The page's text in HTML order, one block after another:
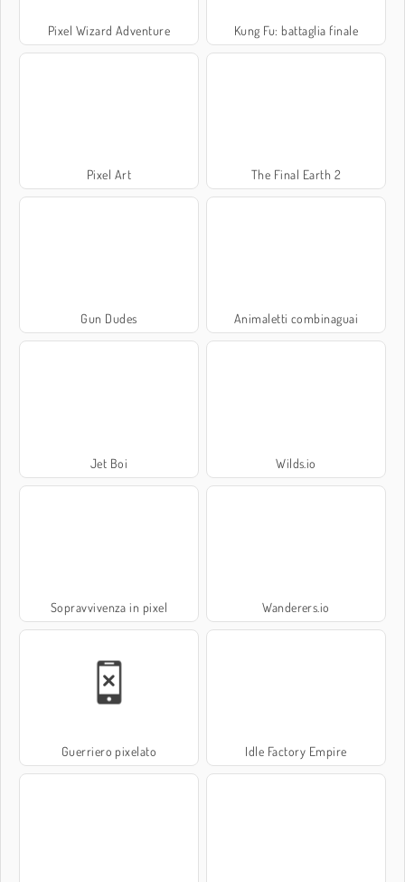
Pixel Wizard Adventure Kung Fu: battaglia finale
Pixel Art The Final Earth 2
Gun Dudes Animaletti combinaguai
Jet Boi Wilds.io
Sopravvivenza in pixel Wanderers.io
Guerriero pixelato Idle Factory Empire